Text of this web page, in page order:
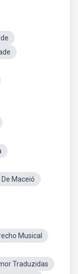
Maceió
Musical
Traduzidas